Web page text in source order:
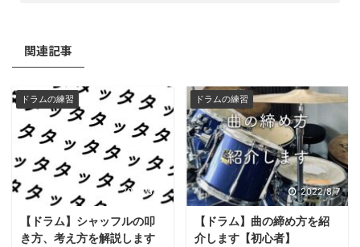
関連記事
ドラムの練習
2022/8/13
【ドラム】シャッフルの叩
き方、考え方を解説します
ドラムの練習
2022/8/7
【ドラム】曲の締め方を紹
介します【初心者】